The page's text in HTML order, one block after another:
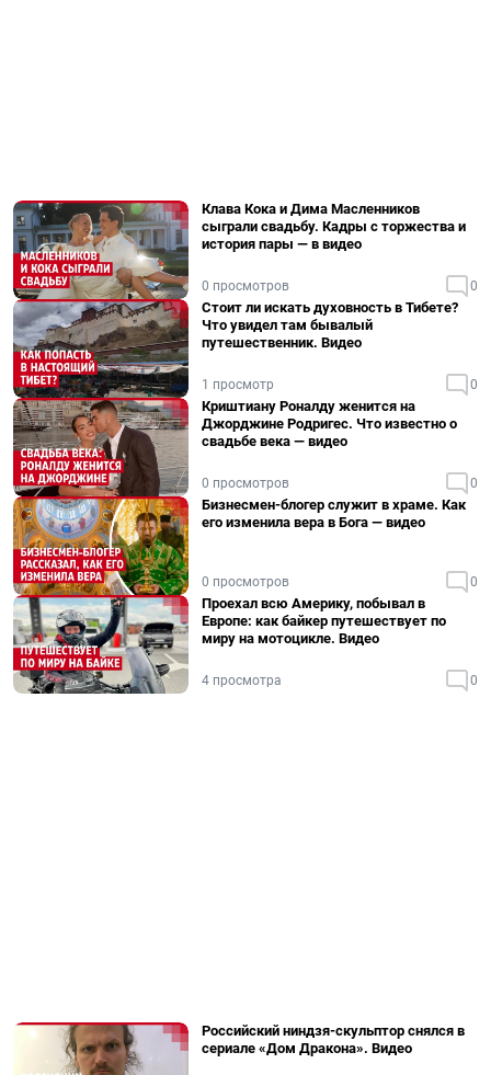
Клава Кока и Дима Масленников
сыграли свадьбу. Кадры с торжества и
история пары — в видео
0 просмотров 0
Стоит ли искать духовность в Тибете?
Что увидел там бывалый
путешественник. Видео
1 просмотр 0
Криштиану Роналду женится на
Джорджине Родригес. Что известно о
свадьбе века — видео
0 просмотров 0
Бизнесмен-блогер служит в храме. Как
его изменила вера в Бога — видео
0 просмотров 0
Проехал всю Америку, побывал в
Европе: как байкер путешествует по
миру на мотоцикле. Видео
4 просмотра 0
Российский ниндзя-скульптор снялся в
сериале «Дом Дракона». Видео